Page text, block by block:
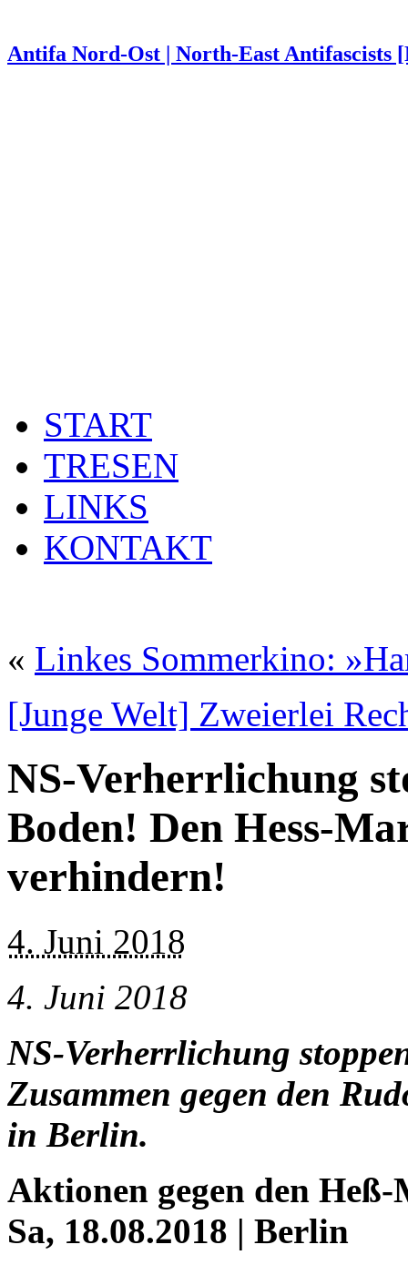
Antifa Nord-Ost | North-East Antifascists
START
TRESEN
LINKS
KONTAKT
« Linkes Sommerkino:
[Junge Welt] Zweierlei
NS-Verherrlichung
Boden! Den Hess-
verhindern!
4. Juni 2018
4. Juni 2018
NS-Verherrlichung
Zusammen gegen den
in Berlin.
Aktionen gegen den
Sa, 18.08.2018 | Berlin